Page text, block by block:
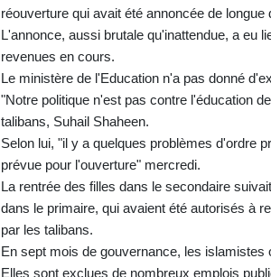
réouverture qui avait été annoncée de longue
L'annonce, aussi brutale qu'inattendue, a eu
revenues en cours.
Le ministère de l'Education n'a pas donné
"Notre politique n'est pas contre l'éducation
talibans, Suhail Shaheen.
Selon lui, "il y a quelques problèmes d'ordre
prévue pour l'ouverture" mercredi.
La rentrée des filles dans le secondaire
dans le primaire, qui avaient été autorisés à
par les talibans.
En sept mois de gouvernance, les
Elles sont exclues de nombreux emplois